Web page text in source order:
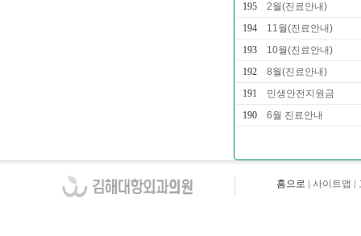
195
2월(진료안내)
194
11월(진료안내)
193
10월(진료안내)
192
8월(진료안내)
191
민생안전지원금
190
6월 진료안내
홈으로 | 사이트맵 |